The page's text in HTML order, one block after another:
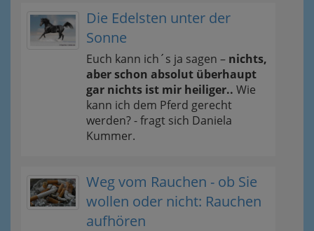
Die Edelsten unter der
Sonne
Euch kann ich´s ja sagen – nichts,
aber schon absolut überhaupt
gar nichts ist mir heiliger.. Wie
kann ich dem Pferd gerecht
werden? - fragt sich Daniela
Kummer.
Weg vom Rauchen - ob Sie
wollen oder nicht: Rauchen
aufhören